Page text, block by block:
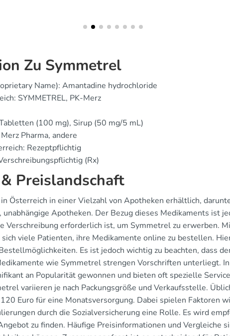
Zu Symmetrel
Name): Amantadine hydrochloride
SYMMETREL, PK-Merz
(100 mg), Sirup (50 mg/5 mL)
Pharma, andere
Rezeptpflichtig
(Rx)
Preislandschaft
Österreich in einer Vielzahl von Apotheken erhältlich,
Apotheken. Der Bezug dieses Medikaments ist
Verschreibung erforderlich ist, um Symmetrel zu erwerben.
viele Patienten, ihre Medikamente online zu bestellen.
Es ist jedoch wichtig zu beachten, dass
wie Symmetrel strengen Vorschriften unterliegt.
an Popularität gewonnen und bieten oft spezielle
variieren je nach Packungsgröße und Verkaufsstelle.
Euro für eine Monatsversorgung. Dabei spielen Faktoren
durch die Sozialversicherung eine Rolle. Es wird
zu finden. Häufige Preisinformationen und Vergleiche